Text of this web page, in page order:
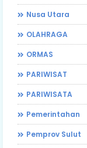
Nusa Utara
OLAHRAGA
ORMAS
PARIWISAT
PARIWISATA
Pemerintahan
Pemprov Sulut